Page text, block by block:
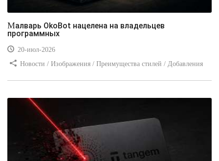
Малварь OkoBot нацелена на владельцев
программных
20-июл-2026
Новости / Изображения / Преимущества стилей / Добавления